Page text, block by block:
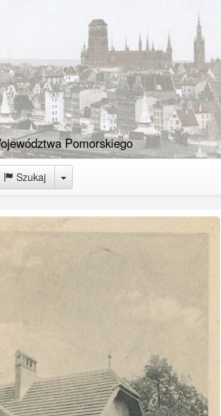
Pomorskiego
Szukaj Toggle Dropdown